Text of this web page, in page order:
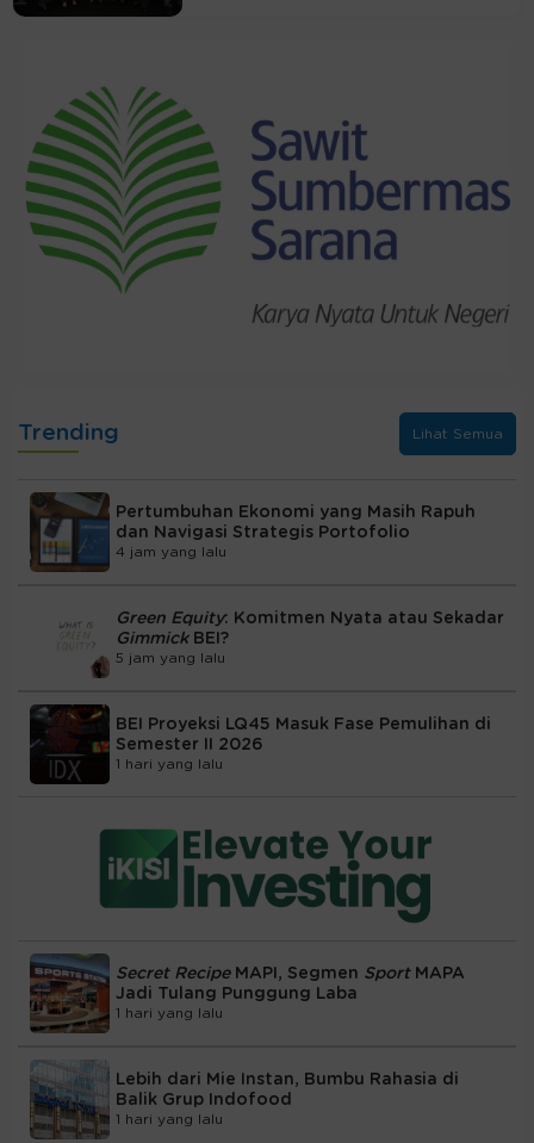
Trending Lihat Semua
Pertumbuhan Ekonomi yang Masih Rapuh
dan Navigasi Strategis Portofolio
4 jam yang lalu
Green Equity: Komitmen Nyata atau Sekadar
Gimmick BEI?
5 jam yang lalu
BEI Proyeksi LQ45 Masuk Fase Pemulihan di
Semester II 2026
1 hari yang lalu
Secret RecipeMAPI, Segmen Sport MAPA
Jadi Tulang Punggung Laba
1 hari yang lalu
Lebih dari Mie Instan, Bumbu Rahasia di
Balik Grup Indofood
1 hari yang lalu